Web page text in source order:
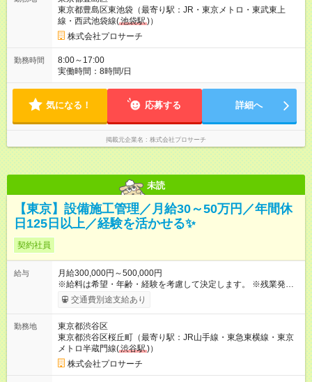
東京都豊島区東池袋（最寄り駅：JR・東京メトロ・東武東上
線・西武池袋線(池袋駅)）
株式会社プロサーチ
勤務時間
8:00～17:00
実働時間：8時間/日
気になる！ 応募する 詳細へ
掲載元企業名 株式会社プロサーチ
未読
【東京】設備施工管理／月給30～50万円／年間休
日125日以上／経験を活かせる✨
契約社員
給与
月給300,000円～500,000円
※給料は希望・年齢・経験を考慮して決定します。 ※残業発生時
は時間外手当を別途支給 【試用期間】試用期間あり 試用期間の
長さ：3ヶ月 雇用形態、給与は本採用時と同じです。
交通費別途支給あり
勤務地
東京都渋谷区
東京都渋谷区桜丘町（最寄り駅：JR山手線・東急東横線・東京
メトロ半蔵門線(渋谷駅)）
株式会社プロサーチ